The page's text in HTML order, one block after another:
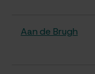
Aan de Brugh